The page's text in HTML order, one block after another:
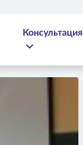
Консультация